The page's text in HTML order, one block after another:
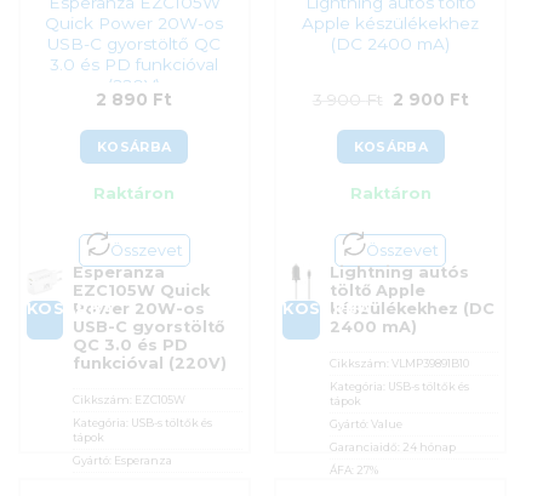
Quick Power 20W-os
USB-C gyorstöltő QC
3.0 és PD funkcióval
(220V)
2 890 Ft
KOSÁRBA
Raktáron
Összevet
KOSÁRBA
Esperanza
EZC105W Quick
Power 20W-os
USB-C gyorstöltő
QC 3.0 és PD
funkcióval (220V)
Cikkszám: EZC105W
Kategória: USB-s töltők és
tápok
Gyártó: Esperanza
Apple készülékekhez
(DC 2400 mA)
3 900 Ft
Original
price
was:
3
2 900 FtCurrent
KOSÁRBA
Raktáron
Összevet
KOSÁRBA
Lightning autós
töltő Apple
készülékekhez (DC
2400 mA)
Cikkszám: VLMP39891B10
Kategória: USB-s töltők és
tápok
Gyártó: Value
Garanciaidő: 24 hónap
ÁFA: 27%